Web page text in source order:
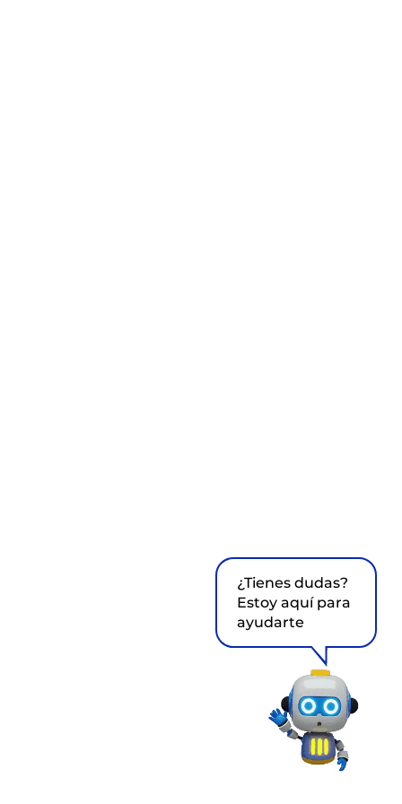
¿Tienes dudas?
Estoy aquí para
ayudarte